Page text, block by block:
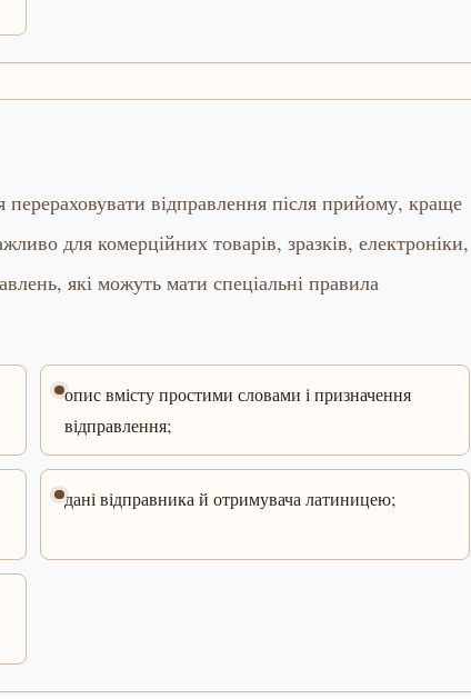
відправлення після прийому, краще
для комерційних товарів, зразків, електроніки,
які можуть мати спеціальні правила
опис вмісту простими словами і призначення
відправлення;
дані відправника й отримувача латиницею;